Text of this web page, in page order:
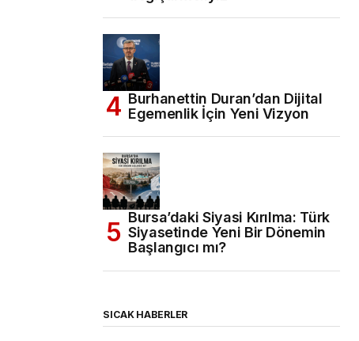
Burhanettin Duran’dan Dijital
Egemenlik İçin Yeni Vizyon
Bursa’daki Siyasi Kırılma: Türk
Siyasetinde Yeni Bir Dönemin
Başlangıcı mı?
SICAK HABERLER